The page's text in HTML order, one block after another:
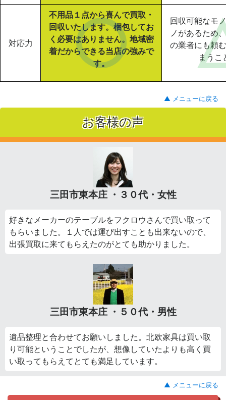
対応力
不用品１点から喜んで買取・
回収いたします。梱包してお
く必要はありません。地域密
着だからできる当店の強みで
す。
回収可能なモ
ノがあるため
の業者にも頼
まうこ
▲ メニューに戻る
お客様の声
三田市東本庄 ・３０代・女性
好きなメーカーのテーブルをフクロウさんで買い取って
もらいました。１人では運び出すことも出来ないので、
出張買取に来てもらえたのがとても助かりました。
三田市東本庄 ・５０代・男性
遺品整理と合わせてお願いしました。北欧家具は買い取
り可能ということでしたが、想像していたよりも高く買
い取ってもらえてとても満足しています。
▲ メニューに戻る